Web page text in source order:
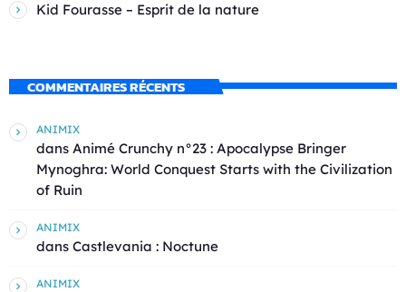
Kid Fourasse – Esprit de la nature
COMMENTAIRES RÉCENTS
ANIMIX
dans Animé Crunchy n°23 : Apocalypse Bringer
Mynoghra: World Conquest Starts with the Civilization
of Ruin
ANIMIX
dans Castlevania : Noctune
ANIMIX